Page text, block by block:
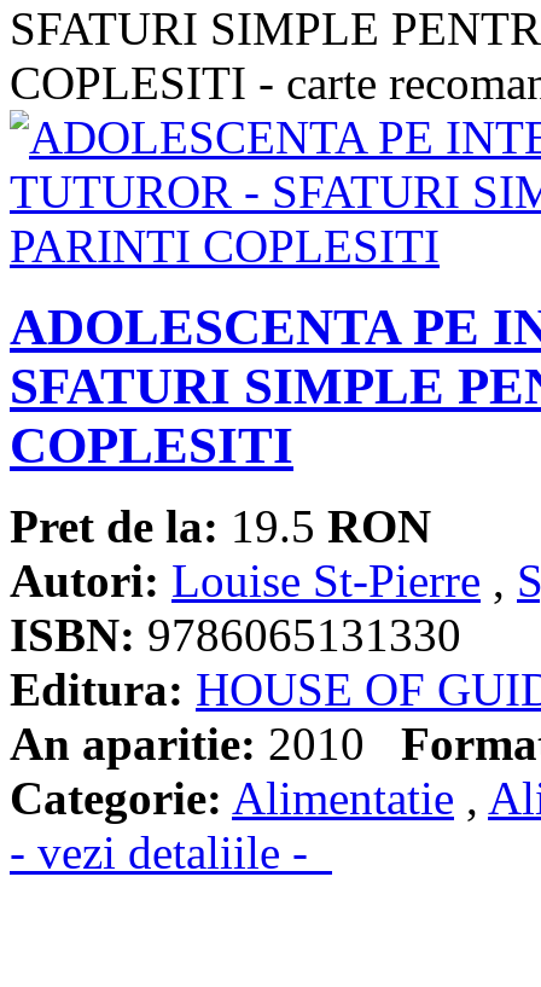
ADOLESCENTA PE
SFATURI SIMPLE
COPLESITI
Pret de la: 19.5 RON
Autori: Louise St-Pierre ,
ISBN: 9786065131330
Editura: HOUSE OF
An aparitie: 2010
Categorie: Alimentatie ,
- vezi detaliile -